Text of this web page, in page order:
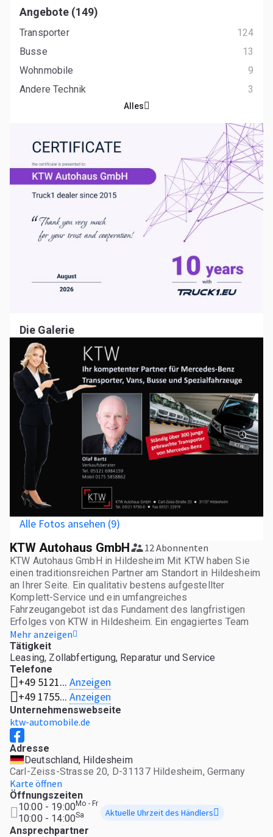
KTW Autohaus GmbH 12 Abonnenten
KTW Autohaus GmbH in Hildesheim Mit KTW haben Sie
einen traditionsreichen Partner am Standort in Hildesheim
an Ihrer Seite. Ein qualitativ bestens aufgestellter
Komplett-Service und ein umfangreiches
Fahrzeugangebot ist das Fundament des langfristigen
Erfolges von KTW in Hildesheim. Ein engagiertes Team
sorgt durch beste Ausbildung und ständige Weiterbildung
für das entscheidende Know-how zur Erzeugung bester
Qualität und der damit verbundenen Kundenzufriedenheit.
KTW genießt bei Kunden in Sachen Fahrzeugangebot im
europaweit einen sehr guten Ruf. Die große Auswahl zu
günstigen Preisen überzeugt unsere Kunden ebenso wie
die komplette Unterstützung bei der Kaufabwicklung für
alle Lieferungen ins In- und Ausland. Kommen Sie gerne
bei uns vorbei oder rufen Sie uns an. Wir freuen uns auf
Sie.
Mehr anzeigen
Tätigkeit
Leasing, Zollabfertigung, Reparatur und Service
Telefone
+49 5121... Anzeigen
+49 1755... Anzeigen
Unternehmenswebseite
ktw-automobile.de
Adresse
Deutschland, Hildesheim
Carl-Zeiss-Strasse 20, D-31137 Hildesheim, Germany
Karte öffnen
Öffnungszeiten
10:00 - 19:00Mo - Fr
10:00 - 14:00Sa Aktuelle Uhrzeit des Händlers
Ansprechpartner
Angebote (149)
Transporter
124
Busse
13
Wohnmobile
9
Andere Technik
3
Alles
Die Galerie
Alle Fotos ansehen (9)